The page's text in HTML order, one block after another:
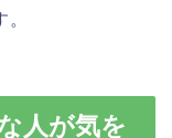
人が気を